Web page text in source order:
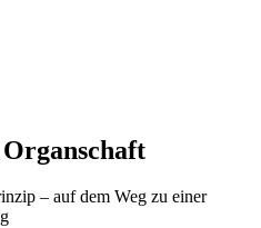
– auf dem Weg zu einer